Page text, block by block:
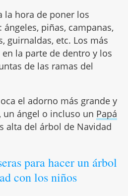
la hora de poner los
: ángeles, piñas, campanas,
guirnaldas, etc. Los más
la parte de dentro y los
de las ramas del
el adorno más grande y
un ángel o incluso un Papá
alta del árbol de Navidad
para hacer un árbol
con los niños